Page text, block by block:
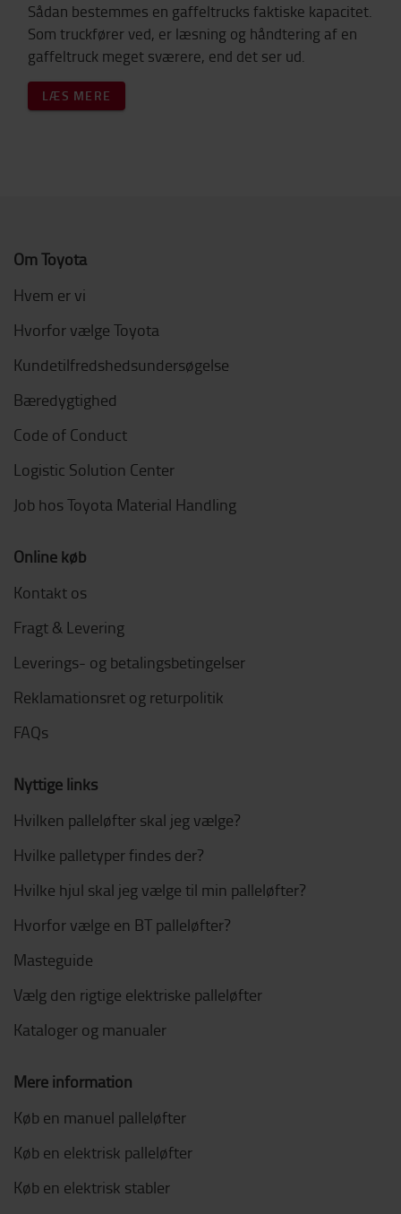
Sådan bestemmes en gaffeltrucks faktiske kapacitet.
Som truckfører ved, er læsning og håndtering af en
gaffeltruck meget sværere, end det ser ud.
LÆS MERE
Om Toyota
Hvem er vi
Hvorfor vælge Toyota
Kundetilfredshedsundersøgelse
Bæredygtighed
Code of Conduct
Logistic Solution Center
Job hos Toyota Material Handling
Online køb
Kontakt os
Fragt & Levering
Leverings- og betalingsbetingelser
Reklamationsret og returpolitik
FAQs
Nyttige links
Hvilken palleløfter skal jeg vælge?
Hvilke palletyper findes der?
Hvilke hjul skal jeg vælge til min palleløfter?
Hvorfor vælge en BT palleløfter?
Masteguide
Vælg den rigtige elektriske palleløfter
Kataloger og manualer
Mere information
Køb en manuel palleløfter
Køb en elektrisk palleløfter
Køb en elektrisk stabler